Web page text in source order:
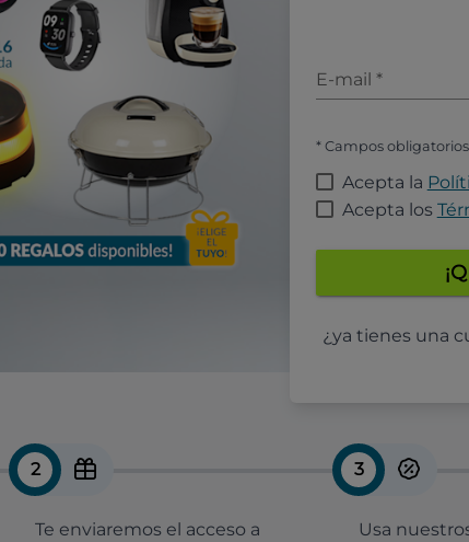
E-mail *
* Campos obligatorios
Acepta la
Acepta los
¿ya tienes una
2
Te enviaremos el acceso a
3
Usa